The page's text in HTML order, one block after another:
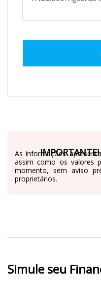
IMPORTANTE!
As informações
assim como os valores
momento, sem aviso
proprietários.
Simule seu